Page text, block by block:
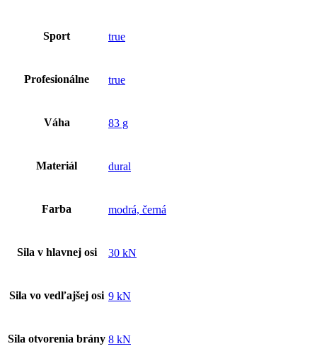
Sport true
Profesionálne true
Váha 83 g
Materiál dural
Farba modrá, černá
Sila v hlavnej osi 30 kN
Sila vo vedľajšej osi 9 kN
Sila otvorenia brány 8 kN